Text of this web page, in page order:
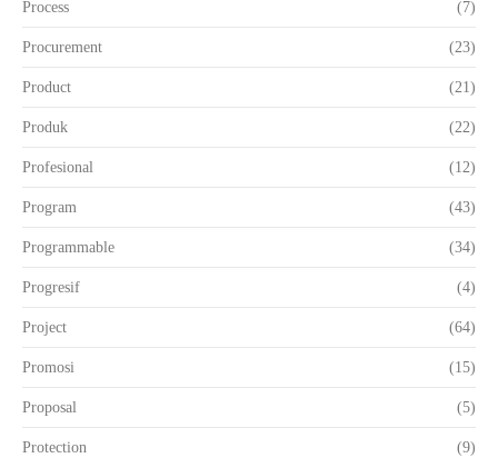
Process (7)
Procurement (23)
Product (21)
Produk (22)
Profesional (12)
Program (43)
Programmable (34)
Progresif (4)
Project (64)
Promosi (15)
Proposal (5)
Protection (9)